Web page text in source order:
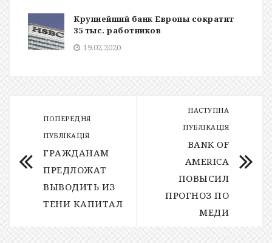
Крупнейший банк Европы сократит
35 тыс. работников
19.02.2020
ПОПЕРЕДНЯ
ПУБЛІКАЦІЯ
ГРАЖДАНАМ
ПРЕДЛОЖАТ
ВЫВОДИТЬ ИЗ
ТЕНИ КАПИТАЛ
НАСТУПНА
ПУБЛІКАЦІЯ
BANK OF
AMERICA
ПОВЫСИЛ
ПРОГНОЗ ПО
МЕДИ